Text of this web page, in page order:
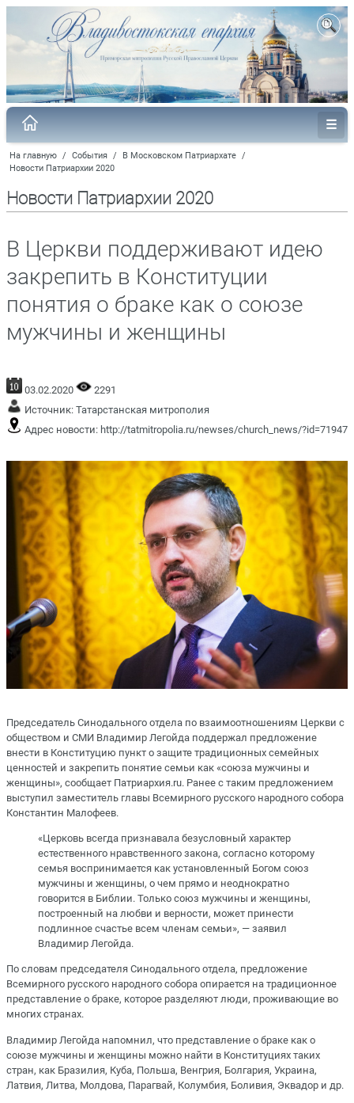
На главную / События / В Московском Патриархате /
Новости Патриархии 2020
Новости Патриархии 2020
В Церкви поддерживают идею
закрепить в Конституции
понятия о браке как о союзе
мужчины и женщины
03.02.2020
2291
Источник: Татарстанская митрополия
Адрес новости: http://tatmitropolia.ru/newses/church_news/?id=71947
Председатель Синодального отдела по взаимоотношениям Церкви с
обществом и СМИ Владимир Легойда поддержал предложение
внести в Конституцию пункт о защите традиционных семейных
ценностей и закрепить понятие семьи как «союза мужчины и
женщины», сообщает Патриархия.ru. Ранее с таким предложением
выступил заместитель главы Всемирного русского народного собора
Константин Малофеев.
«Церковь всегда признавала безусловный характер
естественного нравственного закона, согласно которому
семья воспринимается как установленный Богом союз
мужчины и женщины, о чем прямо и неоднократно
говорится в Библии. Только союз мужчины и женщины,
построенный на любви и верности, может принести
подлинное счастье всем членам семьи», — заявил
Владимир Легойда.
По словам председателя Синодального отдела, предложение
Всемирного русского народного собора опирается на традиционное
представление о браке, которое разделяют люди, проживающие во
многих странах.
Владимир Легойда напомнил, что представление о браке как о
союзе мужчины и женщины можно найти в Конституциях таких
стран, как Бразилия, Куба, Польша, Венгрия, Болгария, Украина,
Латвия, Литва, Молдова, Парагвай, Колумбия, Боливия, Эквадор и др.